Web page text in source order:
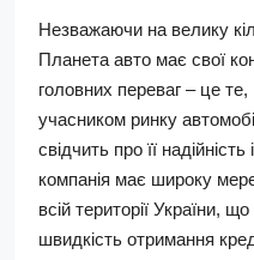
Незважаючи на велику
Планета авто має свої
головних переваг – це
учасником ринку
свідчить про її
компанія має широку
всій території України,
швидкість отримання